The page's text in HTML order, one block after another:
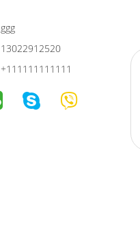
ggg
13022912520
+111111111111